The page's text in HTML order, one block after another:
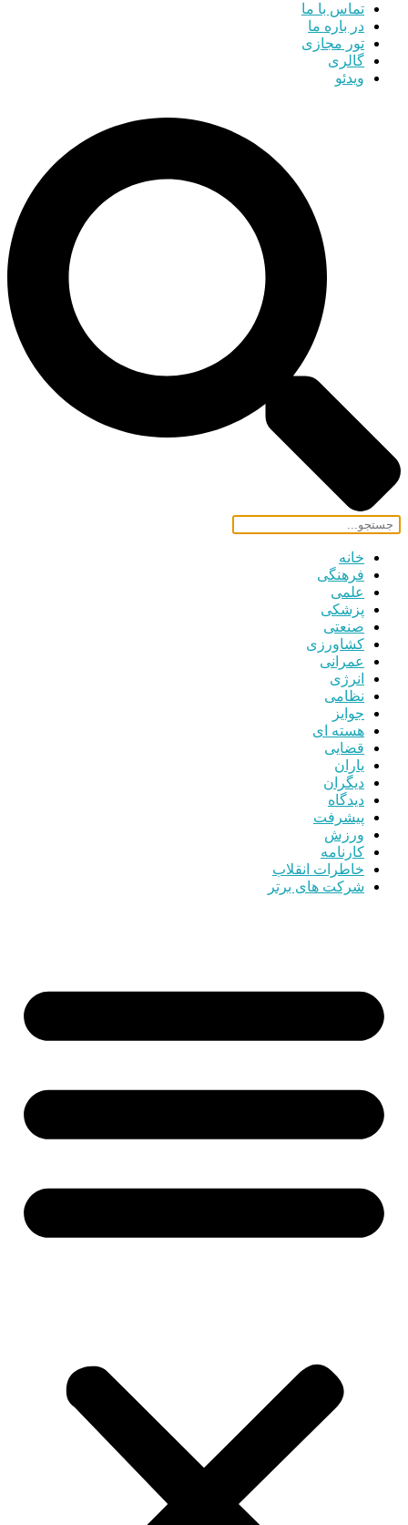
تماس با ما
در باره ما
تور مجازی
گالری
ویدئو
خانه
فرهنگی
علمی
پزشکی
صنعتی
کشاورزی
عمرانی
انرژی
نظامی
جوایز
هسته ای
قضایی
یاران
دیگران
دیدگاه
پیشرفت
ورزش
کارنامه
خاطرات انقلاب
شرکت های برتر